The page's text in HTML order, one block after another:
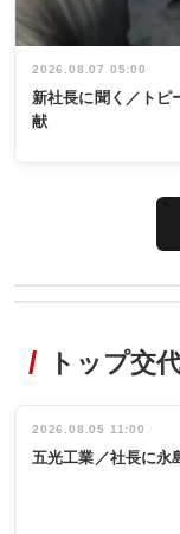
2026.08.07 05:00
新社長に聞く／ト
献
非鉄業界で
インタビュ
ー／社内ア
タックトレー
祝う 業界関
係者ら220人
出席
トップ交
2026.08.05 11:00
五光工業／社長に永